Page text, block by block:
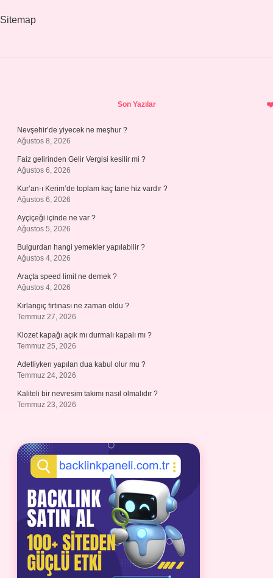
Sitemap
Son Yazılar
Nevşehir’de yiyecek ne meşhur ?
Ağustos 8, 2026
Faiz gelirinden Gelir Vergisi kesilir mi ?
Ağustos 6, 2026
Kur’an-ı Kerim’de toplam kaç tane hiz vardır ?
Ağustos 6, 2026
Ayçiçeği içinde ne var ?
Ağustos 5, 2026
Bulgurdan hangi yemekler yapılabilir ?
Ağustos 4, 2026
Araçta speed limit ne demek ?
Ağustos 4, 2026
Kırlangıç fırtınası ne zaman oldu ?
Temmuz 27, 2026
Klozet kapağı açık mı durmalı kapalı mı ?
Temmuz 25, 2026
Adetliyken yapılan dua kabul olur mu ?
Temmuz 24, 2026
Kaliteli bir nevresim takımı nasıl olmalıdır ?
Temmuz 23, 2026